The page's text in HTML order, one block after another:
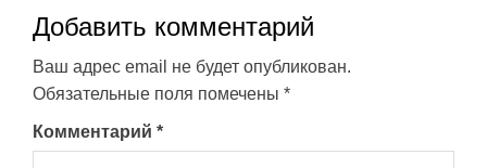
Добавить комментарий
Ваш адрес email не будет опубликован.
Обязательные поля помечены *
Комментарий *